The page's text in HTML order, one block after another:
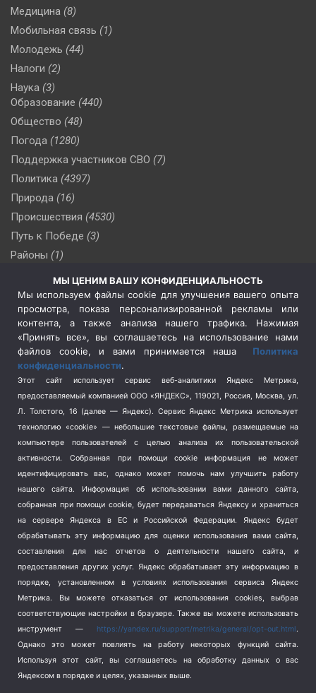
Медицина (8)
Мобильная связь (1)
Молодежь (44)
Налоги (2)
Наука (3)
Образование (440)
Общество (48)
Погода (1280)
Поддержка участников СВО (7)
Политика (4397)
Природа (16)
Происшествия (4530)
Путь к Победе (3)
Районы (1)
(510)
Сельское хозяйство (3)
Социальная политика
(3)
Спецоперация в Украине
Спецоперация на Украине
(404)
Спорт (740)
Терроризм (1)
Транспорт (262)
Туризм (178)
Флот (76)
Школа и спорт (2)
Экология (8)
Экономика (1172)
Copyright © 2026
МЫ ЦЕНИМ ВАШУ КОНФИДЕНЦИАЛЬНОСТЬ
Мы используем файлы cookie для улучшения вашего опыта
просмотра, показа персонализированной рекламы или
контента, а также анализа нашего трафика. Нажимая
«Принять все», вы соглашаетесь на использование нами
файлов cookie, и вами принимается наша Политика
конфиденциальности.
Этот сайт использует сервис веб-аналитики Яндекс Метрика,
предоставляемый компанией ООО «ЯНДЕКС», 119021, Россия, Москва, ул.
Л. Толстого, 16 (далее — Яндекс). Сервис Яндекс Метрика использует
технологию «cookie» — небольшие текстовые файлы, размещаемые на
компьютере пользователей с целью анализа их пользовательской
активности.
Собранная при помощи cookie информация не может
идентифицировать вас, однако может помочь нам улучшить работу
нашего сайта. Информация об использовании вами данного сайта,
собранная при помощи cookie, будет передаваться Яндексу и храниться
на сервере Яндекса в ЕС и Российской Федерации. Яндекс будет
обрабатывать эту информацию для оценки использования вами сайта,
составления для нас отчетов о деятельности нашего сайта, и
предоставления других услуг. Яндекс обрабатывает эту информацию в
порядке, установленном в условиях использования сервиса Яндекс
Метрика.
Вы можете отказаться от использования cookies, выбрав
соответствующие настройки в браузере. Также вы можете использовать
инструмент — https://yandex.ru/support/metrika/general/opt-out.html.
Однако это может повлиять на работу некоторых функций сайта.
Используя этот сайт, вы соглашаетесь на обработку данных о вас
Яндексом в порядке и целях, указанных выше.